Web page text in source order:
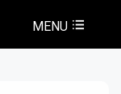
MENU